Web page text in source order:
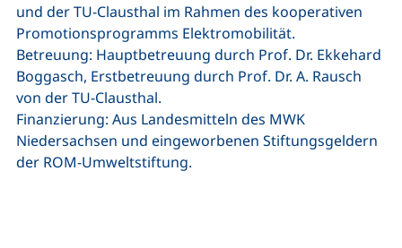
und der TU-Clausthal im Rahmen des kooperativen
Promotionsprogramms Elektromobilität.
Betreuung: Hauptbetreuung durch Prof. Dr. Ekkehard
Boggasch, Erstbetreuung durch Prof. Dr. A. Rausch
von der TU-Clausthal.
Finanzierung: Aus Landesmitteln des MWK
Niedersachsen und eingeworbenen Stiftungsgeldern
der ROM-Umweltstiftung.